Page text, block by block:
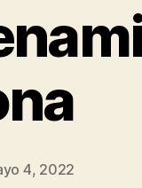
4, 2022